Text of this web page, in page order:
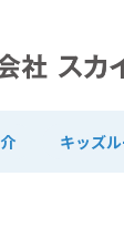
キッズ